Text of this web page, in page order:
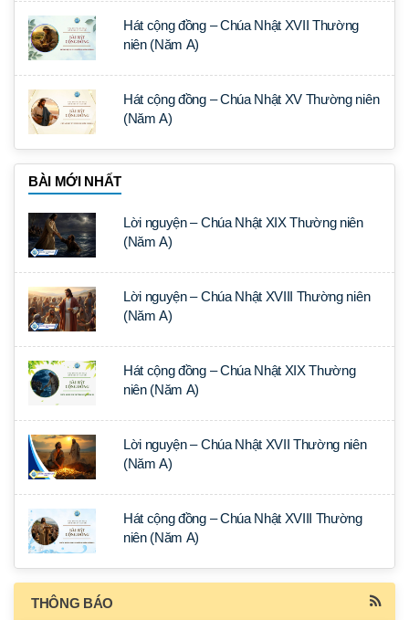
Hát cộng đồng – Chúa Nhật XVII Thường
niên (Năm A)
Hát cộng đồng – Chúa Nhật XV Thường niên
(Năm A)
BÀI MỚI NHẤT
Lời nguyện – Chúa Nhật XIX Thường niên
(Năm A)
Lời nguyện – Chúa Nhật XVIII Thường niên
(Năm A)
Hát cộng đồng – Chúa Nhật XIX Thường
niên (Năm A)
Lời nguyện – Chúa Nhật XVII Thường niên
(Năm A)
Hát cộng đồng – Chúa Nhật XVIII Thường
niên (Năm A)
THÔNG BÁO